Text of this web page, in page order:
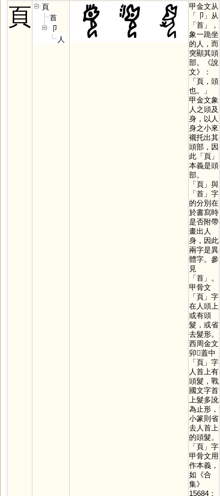
頁
頁
首
卩
人
甲金文从
「 卩 」从
「首」，
象一跪坐
的人，而
突顯其頭
部。《說
文》：
「頁，頭
也。」
甲金文象
人之頭及
身，以人
身之小來
襯托出其
頭部，因
此「頁」
本義是頭
部。
「頁」與
「首」字
的分別在
於書寫時
是否附帶
畫出人
身，因此
兩字是異
體字。參
見
「首」。
甲骨文
「頁」字
在人頭上
或有頭
髮，或省
去髮形。
西周金文
卯𣪕蓋中
「頁」字
人首上有
頭髮，戰
國文字首
上髮多訛
為止形，
小篆則省
去人首上
的頭髮。
「頁」字
甲骨文用
作本義，
如《合
集》
15684：